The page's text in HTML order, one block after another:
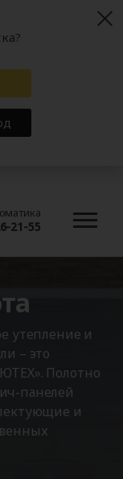
21-55
утепление и
– это
Полотно
панелей
и